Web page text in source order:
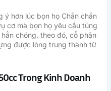
ý hơn lúc bọn họ Chắn chắn
cơ mà bọn họ yêu cầu túng
chóng. theo đó, cỗ phận
được lòng trung thành từ
Trong Kinh Doanh